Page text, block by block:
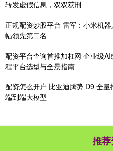
转发虚假信息，双双获刑
正规配资炒股平台 雷军：小米机
幅领先第二名
配资平台查询首推加杠网 企业级
程平台选型与全景指南
配资怎么开户 比亚迪腾势 D9 全
端到端大模型
推